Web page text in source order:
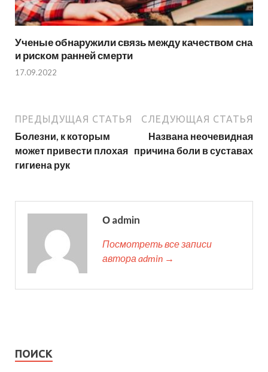
Ученые обнаружили связь между качеством сна
и риском ранней смерти
17.09.2022
ПРЕДЫДУЩАЯ СТАТЬЯ
Болезни, к которым
может привести плохая
гигиена рук
СЛЕДУЮЩАЯ СТАТЬЯ
Названа неочевидная
причина боли в суставах
О admin
Посмотреть все записи
автора admin →
ПОИСК